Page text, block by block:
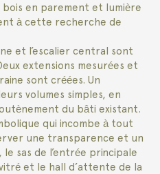
bois en parement et lumière
à cette recherche de
et l’escalier central sont
extensions mesurées et
sont créées. Un
volumes simples, en
du bâti existant.
qui incombe à tout
une transparence et un
sas de l’entrée principale
et le hall d’attente de la